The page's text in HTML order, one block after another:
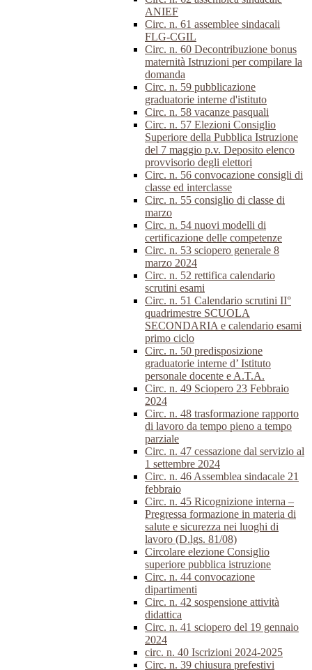
ANIEF
Circ. n. 61 assemblee sindacali
FLG-CGIL
Circ. n. 60 Decontribuzione bonus
maternità Istruzioni per compilare la
domanda
Circ. n. 59 pubblicazione
graduatorie interne d'istituto
Circ. n. 58 vacanze pasquali
Circ. n. 57 Elezioni Consiglio
Superiore della Pubblica Istruzione
del 7 maggio p.v. Deposito elenco
provvisorio degli elettori
Circ. n. 56 convocazione consigli di
classe ed interclasse
Circ. n. 55 consiglio di classe di
marzo
Circ. n. 54 nuovi modelli di
certificazione delle competenze
Circ. n. 53 sciopero generale 8
marzo 2024
Circ. n. 52 rettifica calendario
scrutini esami
Circ. n. 51 Calendario scrutini II°
quadrimestre SCUOLA
SECONDARIA e calendario esami
primo ciclo
Circ. n. 50 predisposizione
graduatorie interne d’ Istituto
personale docente e A.T.A.
Circ. n. 49 Sciopero 23 Febbraio
2024
Circ. n. 48 trasformazione rapporto
di lavoro da tempo pieno a tempo
parziale
Circ. n. 47 cessazione dal servizio al
1 settembre 2024
Circ. n. 46 Assemblea sindacale 21
febbraio
Circ. n. 45 Ricognizione interna –
Pregressa formazione in materia di
salute e sicurezza nei luoghi di
lavoro (D.lgs. 81/08)
Circolare elezione Consiglio
superiore pubblica istruzione
Circ. n. 44 convocazione
dipartimenti
Circ. n. 42 sospensione attività
didattica
Circ. n. 41 sciopero del 19 gennaio
2024
circ. n. 40 Iscrizioni 2024-2025
Circ. n. 39 chiusura prefestivi